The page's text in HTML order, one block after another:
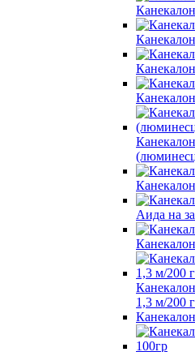
Аида на
1,3 м/200 г